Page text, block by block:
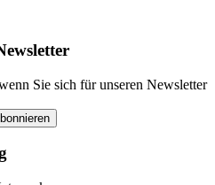
Sie sich für unseren Newsletter